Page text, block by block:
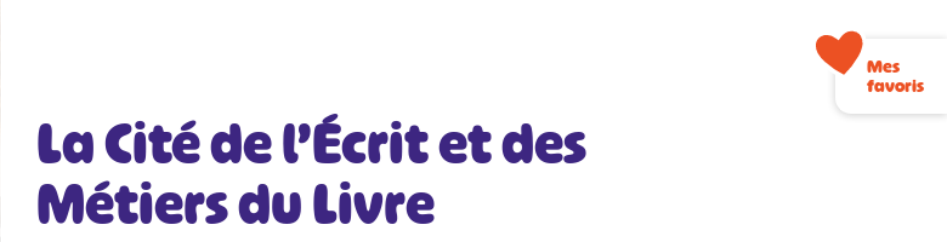
La Cité de l’Écrit et des
Métiers du Livre
Mes
favoris